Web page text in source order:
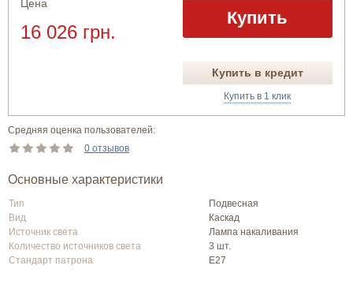
Цена
16 026 грн.
Купить
Купить в кредит
Купить в 1 клик
Средняя оценка пользователей:
0 отзывов
Основные характеристики
Тип
Подвесная
Вид
Каскад
Источник света
Лампа накаливания
Количество источников света
3 шт.
Стандарт патрона
Е27